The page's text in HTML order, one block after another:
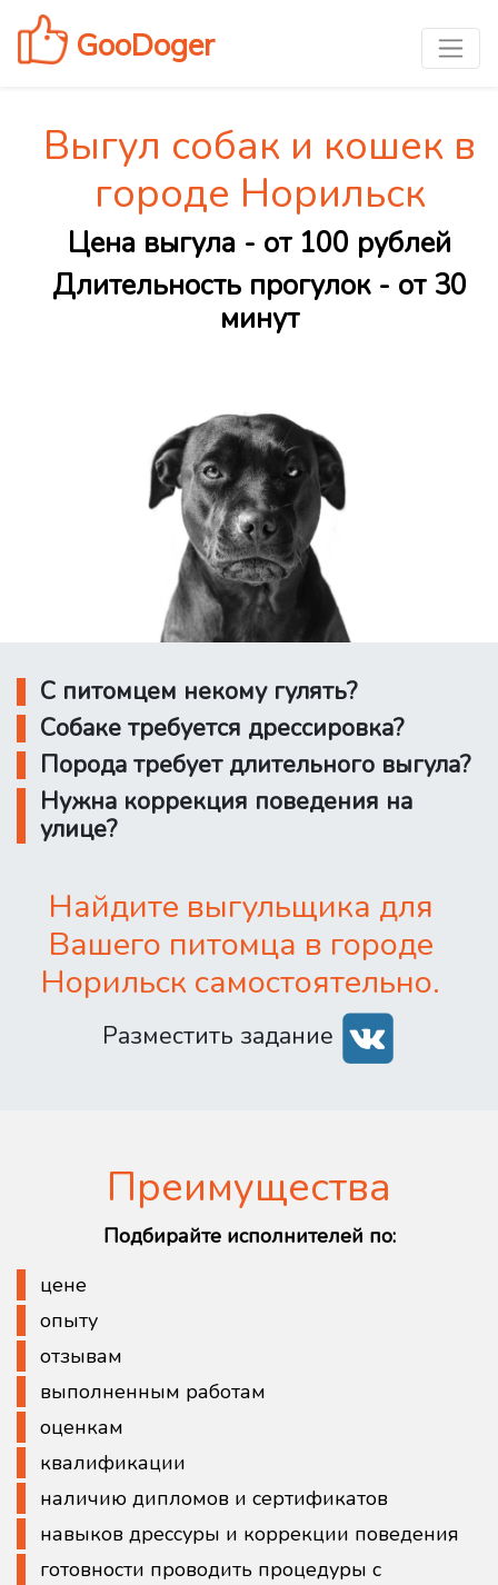
GooDoger
Выгул собак и кошек в
городе Норильск
Цена выгула - от 100 рублей
Длительность прогулок - от 30
минут
С питомцем некому гулять?
Собаке требуется дрессировка?
Порода требует длительного выгула?
Нужна коррекция поведения на
улице?
Найдите выгульщика для
Вашего питомца в городе
Норильск самостоятельно.
Разместить задание
Преимущества
Подбирайте исполнителей по:
цене
опыту
отзывам
выполненным работам
оценкам
квалификации
наличию дипломов и сертификатов
навыков дрессуры и коррекции поведения
готовности проводить процедуры с